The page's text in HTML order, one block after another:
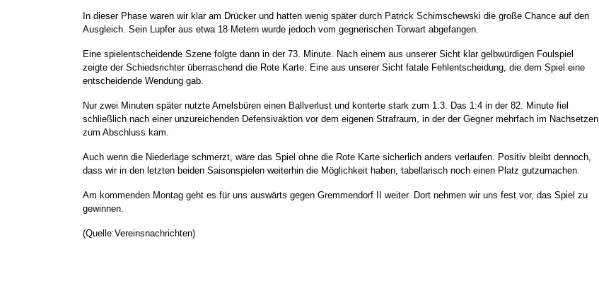
In dieser Phase waren wir klar am Drücker und hatten wenig später durch Patrick Schimschewski die große Chance auf den
Ausgleich. Sein Lupfer aus etwa 18 Metern wurde jedoch vom gegnerischen Torwart abgefangen.
Eine spielentscheidende Szene folgte dann in der 73. Minute. Nach einem aus unserer Sicht klar gelbwürdigen Foulspiel
zeigte der Schiedsrichter überraschend die Rote Karte. Eine aus unserer Sicht fatale Fehlentscheidung, die dem Spiel eine
entscheidende Wendung gab.
Nur zwei Minuten später nutzte Amelsbüren einen Ballverlust und konterte stark zum 1:3. Das 1:4 in der 82. Minute fiel
schließlich nach einer unzureichenden Defensivaktion vor dem eigenen Strafraum, in der der Gegner mehrfach im Nachsetzen
zum Abschluss kam.
Auch wenn die Niederlage schmerzt, wäre das Spiel ohne die Rote Karte sicherlich anders verlaufen. Positiv bleibt dennoch,
dass wir in den letzten beiden Saisonspielen weiterhin die Möglichkeit haben, tabellarisch noch einen Platz gutzumachen.
Am kommenden Montag geht es für uns auswärts gegen Gremmendorf II weiter. Dort nehmen wir uns fest vor, das Spiel zu
gewinnen.
(Quelle:Vereinsnachrichten)